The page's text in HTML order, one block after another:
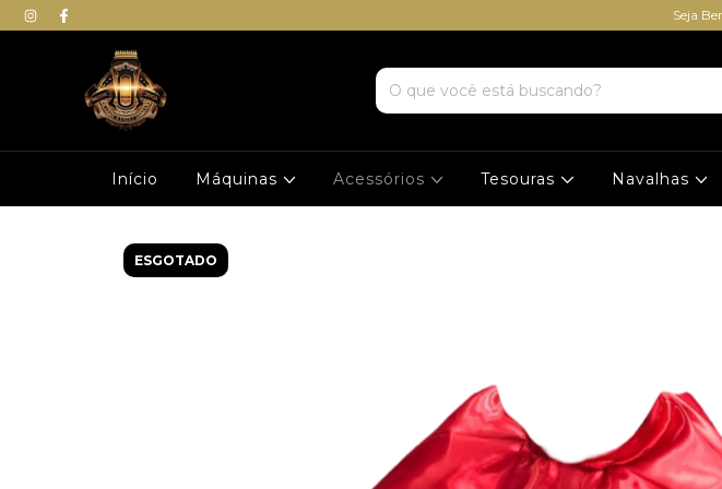
Seja
Início Máquinas Acessórios Tesouras Navalhas
ESGOTADO